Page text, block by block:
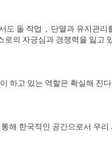
도 돌 작업 , 단열과 유지관리
의 자긍심과 경쟁력을 잃고
하고 있는 역할은 확실해 진다
해 한국적인 공간으로서 우